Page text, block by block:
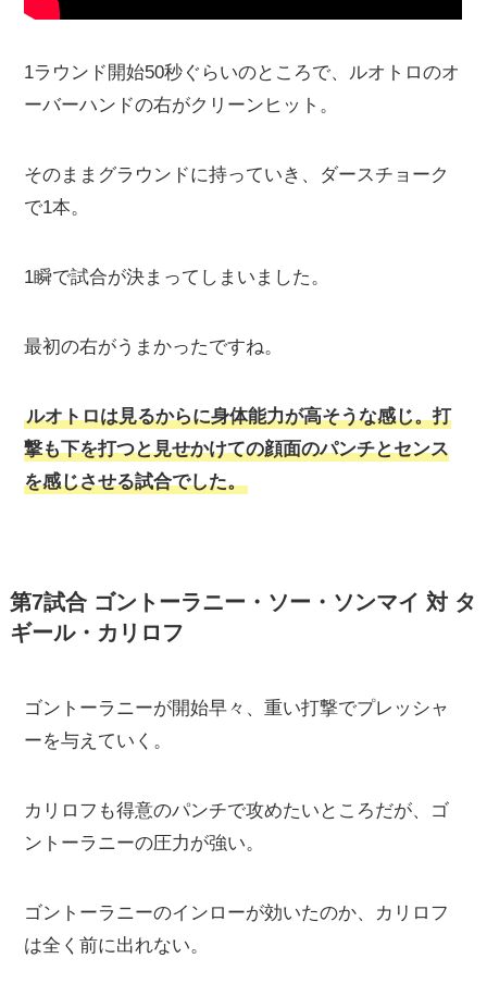
1ラウンド開始50秒ぐらいのところで、ルオトロのオ
ーバーハンドの右がクリーンヒット。
そのままグラウンドに持っていき、ダースチョーク
で1本。
1瞬で試合が決まってしまいました。
最初の右がうまかったですね。
ルオトロは見るからに身体能力が高そうな感じ。打
撃も下を打つと見せかけての顔面のパンチとセンス
を感じさせる試合でした。
第7試合 ゴントーラニー・ソー・ソンマイ 対 タ
ギール・カリロフ
ゴントーラニーが開始早々、重い打撃でプレッシャ
ーを与えていく。
カリロフも得意のパンチで攻めたいところだが、ゴ
ントーラニーの圧力が強い。
ゴントーラニーのインローが効いたのか、カリロフ
は全く前に出れない。